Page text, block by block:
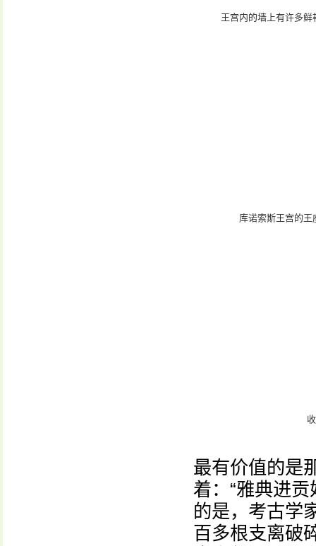
王宫内的墙上有许多
库诺索斯王宫的
最有价值的是
着：“雅典进
的是，考古学
百多根支离破